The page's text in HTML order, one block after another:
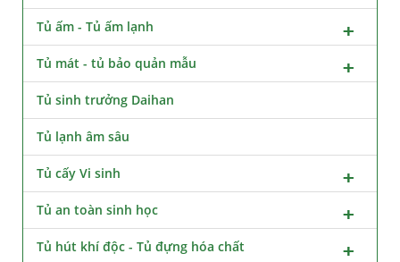
Tủ ấm - Tủ ấm lạnh
Tủ mát - tủ bảo quản mẫu
Tủ sinh trưởng Daihan
Tủ lạnh âm sâu
Tủ cấy Vi sinh
Tủ an toàn sinh học
Tủ hút khí độc - Tủ đựng hóa chất